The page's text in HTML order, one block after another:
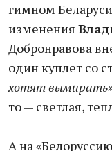
гимном
изменения
Добронравова
один куплет со
хотят
то — светлая,
А на